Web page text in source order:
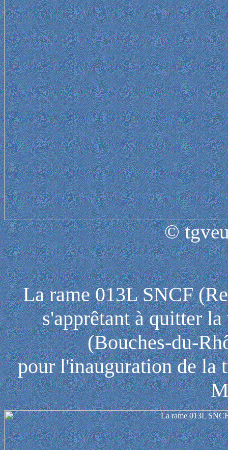
©
La rame 013L SNCF
s'apprêtant à quitter
(Bouches-du-
pour l'inauguration de la